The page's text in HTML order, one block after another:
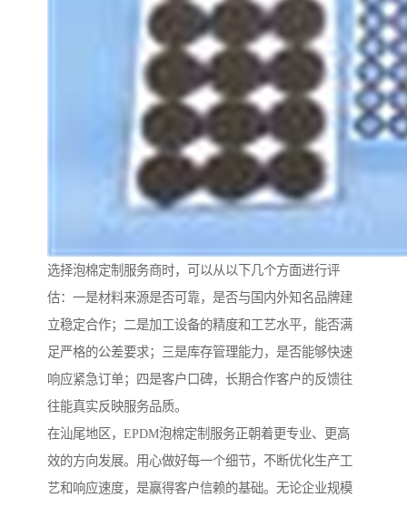
选择泡棉定制服务商时，可以从以下几个方面进行评
估：一是材料来源是否可靠，是否与国内外知名品牌建
立稳定合作；二是加工设备的精度和工艺水平，能否满
足严格的公差要求；三是库存管理能力，是否能够快速
响应紧急订单；四是客户口碑，长期合作客户的反馈往
往能真实反映服务品质。
在汕尾地区，EPDM泡棉定制服务正朝着更专业、更高
效的方向发展。用心做好每一个细节，不断优化生产工
艺和响应速度，是赢得客户信赖的基础。无论企业规模